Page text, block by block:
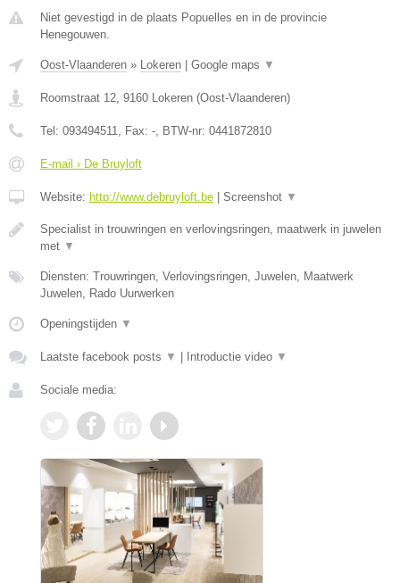
Niet gevestigd in de plaats Popuelles en in de provincie
Henegouwen.
Oost-Vlaanderen » Lokeren Google maps ▼
Roomstraat 12, 9160 Lokeren (Oost-Vlaanderen)
Tel: 093494511, Fax: -, BTW-nr: 0441872810
E-mail › De Bruyloft
Website: http://www.debruyloft.be Screenshot ▼
Specialist in trouwringen en verlovingsringen, maatwerk in juwelen
met ▼
Diensten: Trouwringen, Verlovingsringen, Juwelen, Maatwerk
Juwelen, Rado Uurwerken
Openingstijden ▼
Laatste facebook posts ▼ Introductie video ▼
Sociale media: